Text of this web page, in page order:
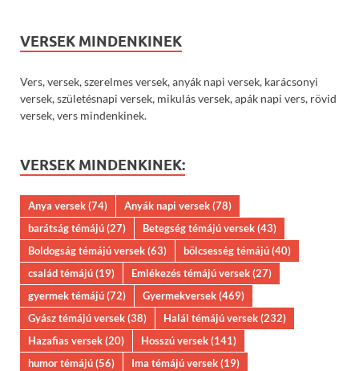
VERSEK MINDENKINEK
Vers, versek, szerelmes versek, anyák napi versek, karácsonyi
versek, születésnapi versek, mikulás versek, apák napi vers, rövid
versek, vers mindenkinek.
VERSEK MINDENKINEK:
Anya versek(74) Anyák napi versek(78)
barátság témájú(27) Betegség témájú versek(43)
Boldogság témájú versek(63) bölcsesség témájú(40)
család témájú(19) Emlékezés témájú versek(27)
gyermek témájú(72) Gyermekversek(469)
Gyász témájú versek(38) Halál témájú versek(232)
Hazafias versek(20) Hosszú versek(141)
humor témájú(56) Ima témájú versek(19)